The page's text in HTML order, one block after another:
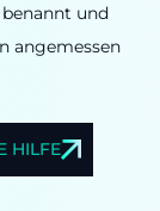
und
angemessen
HILFE